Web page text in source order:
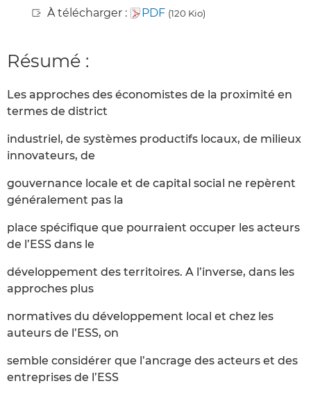
À télécharger :
PDF (120 Kio)
Résumé :
Les approches des économistes de la proximité en
termes de district
industriel, de systèmes productifs locaux, de milieux
innovateurs, de
gouvernance locale et de capital social ne repèrent
généralement pas la
place spécifique que pourraient occuper les acteurs
de l’ESS dans le
développement des territoires. A l’inverse, dans les
approches plus
normatives du développement local et chez les
auteurs de l’ESS, on
semble considérer que l’ancrage des acteurs et des
entreprises de l’ESS